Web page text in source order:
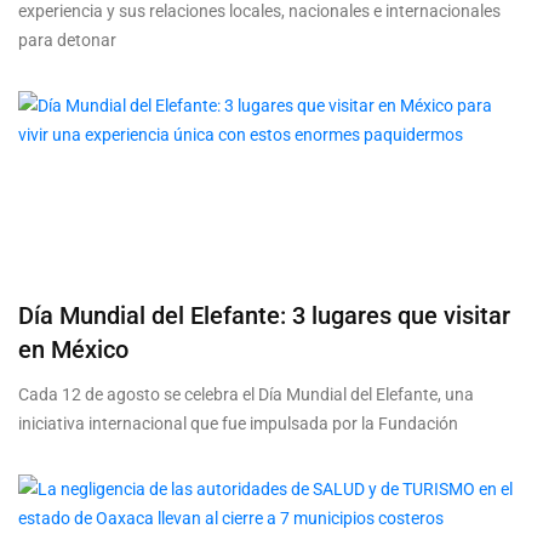
experiencia y sus relaciones locales, nacionales e internacionales
para detonar
Día Mundial del Elefante: 3 lugares que visitar
en México
Cada 12 de agosto se celebra el Día Mundial del Elefante, una
iniciativa internacional que fue impulsada por la Fundación